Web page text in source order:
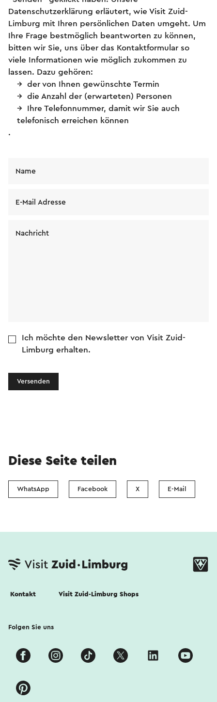
Datenschutzerklärung erläutert, wie Visit Zuid-
Limburg mit Ihren persönlichen Daten umgeht. Um
Ihre Frage bestmöglich beantworten zu können,
bitten wir Sie, uns über das Kontaktformular so
viele Informationen wie möglich zukommen zu
lassen. Dazu gehören:
der von Ihnen gewünschte Termin
die Anzahl der (erwarteten) Personen
Ihre Telefonnummer, damit wir Sie auch
telefonisch erreichen können
.
Name
E-Mail Adresse
Nachricht
Ich möchte den Newsletter von Visit Zuid-
Limburg erhalten.
Versenden
Diese Seite teilen
WhatsApp Facebook X E-Mail
Kontakt Visit Zuid-Limburg Shops
Folgen Sie uns